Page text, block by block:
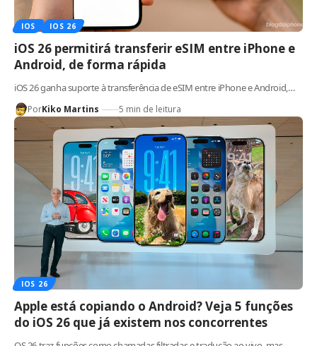
IOS IOS 26
iOS 26 permitirá transferir eSIM entre iPhone e
Android, de forma rápida
iOS 26 ganha suporte à transferência de eSIM entre iPhone e Android,…
PorKiko Martins 5 min de leitura
IOS 26
Apple está copiando o Android? Veja 5 funções
do iOS 26 que já existem nos concorrentes